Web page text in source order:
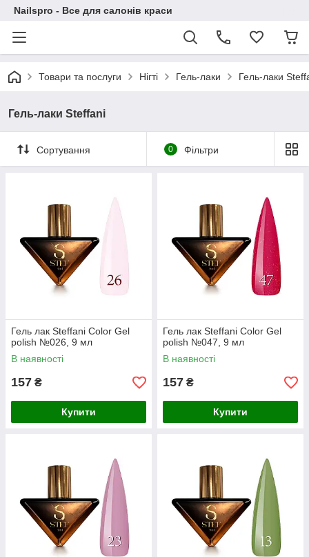
Nailspro - Все для салонів краси
Товари та послуги Нігті Гель-лаки Гель-лаки
Гель-лаки Steffani
Сортування 0 Фільтри
Гель лак Steffani Color Gel
polish №026, 9 мл
В наявності
157 ₴
Купити
Гель лак Steffani Color Gel
polish №047, 9 мл
В наявності
157 ₴
Купити